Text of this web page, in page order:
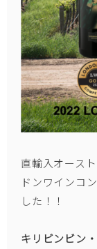
直輸入オース
ドンワインコ
した！！
キリビンビン